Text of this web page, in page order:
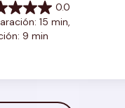
0.0
15 min,
9 min